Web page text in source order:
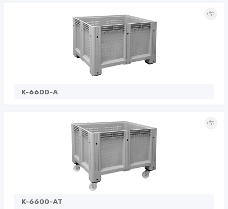
K-6600-A
K-6600-AT